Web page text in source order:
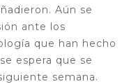
Aún se
ante los
que han hecho
espera que se
semana.